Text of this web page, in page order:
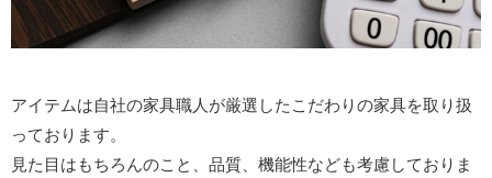
アイテムは自社の家具職人が厳選したこだわりの家具を取り扱
っております。
見た目はもちろんのこと、品質、機能性なども考慮しておりま